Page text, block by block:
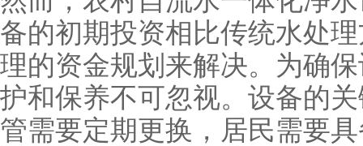
备的初期投资相比传统水处
理的资金规划来解决。为确
护和保养不可忽视。设备的
管需要定期更换，居民需要